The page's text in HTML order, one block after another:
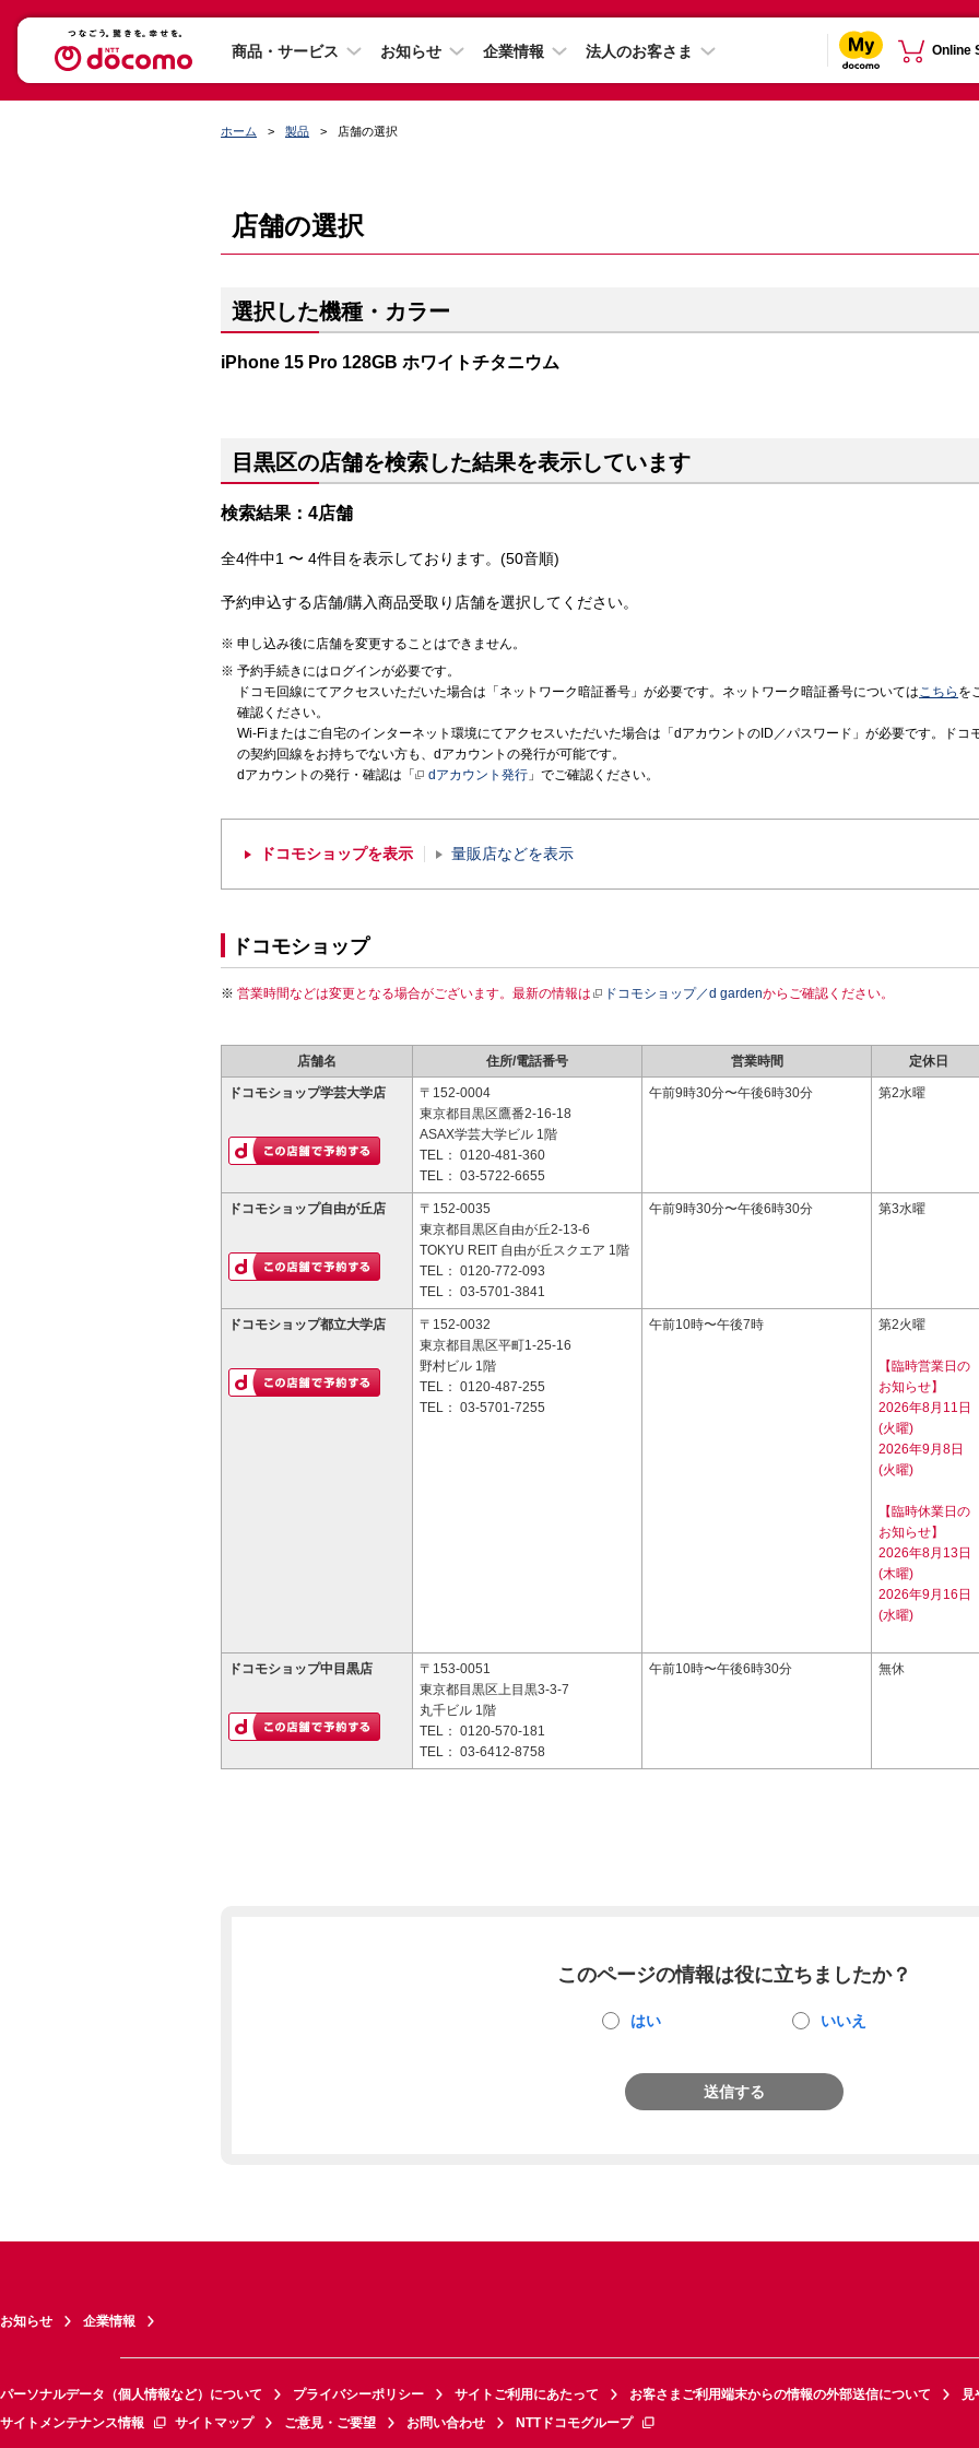
商品・サービス お知らせ 企業情報 法人のお客さま Online
ホーム 製品 店舗の選択
店舗の選択
選択した機種・カラー
iPhone 15 Pro 128GB ホワイトチタニウム
目黒区の店舗を検索した結果を表示しています
検索結果：4店舗
全4件中1 〜 4件目を表示しております。(50音順)
予約申込する店舗/購入商品受取り店舗を選択してください。
申し込み後に店舗を変更することはできません。
予約手続きにはログインが必要です。
ドコモ回線にてアクセスいただいた場合は「ネットワーク暗証番号」が必要です。ネットワーク暗証番号についてはこちら を
確認ください。
Wi-Fiまたはご自宅のインターネット環境にてアクセスいただいた場合は「dアカウントのID／パスワード」が必要です。ドコ
の契約回線をお持ちでない方も、dアカウントの発行が可能です。
dアカウントの発行・確認は「
dアカウント発行 」でご確認ください。
ドコモショップを表示 量販店などを表示
ドコモショップ
営業時間などは変更となる場合がございます。最新の情報は ドコモショップ／d gardenからご確認ください。
店舗名 住所/電話番号 営業時間 定休日
ドコモショップ学芸大学店
〒152-0004
東京都目黒区鷹番2-16-18
ASAX学芸大学ビル 1階
TEL： 0120-481-360
TEL： 03-5722-6655
午前9時30分〜午後6時30分 第2水曜
ドコモショップ自由が丘店
〒152-0035
東京都目黒区自由が丘2-13-6
TOKYU REIT 自由が丘スクエア 1階
TEL： 0120-772-093
TEL： 03-5701-3841
午前9時30分〜午後6時30分 第3水曜
ドコモショップ都立大学店
〒152-0032
東京都目黒区平町1-25-16
野村ビル 1階
TEL： 0120-487-255
TEL： 03-5701-7255
午前10時〜午後7時 第2火曜
【臨時営業日の
お知らせ】
2026年8月11日
(火曜)
2026年9月8日
(火曜)
【臨時休業日の
お知らせ】
2026年8月13日
(木曜)
2026年9月16日
(水曜)
ドコモショップ中目黒店
〒153-0051
東京都目黒区上目黒3-3-7
丸千ビル 1階
TEL： 0120-570-181
TEL： 03-6412-8758
午前10時〜午後6時30分 無休
このページの情報は役に立ちましたか？
はい いいえ
送信する
お知らせ 企業情報
パーソナルデータ（個人情報など）について プライバシーポリシー サイトご利用にあたって お客さまご利用端末からの情報の外部送信について
見
サイトメンテナンス情報
サイトマップ ご意見・ご要望 お問い合わせ NTTドコモグループ